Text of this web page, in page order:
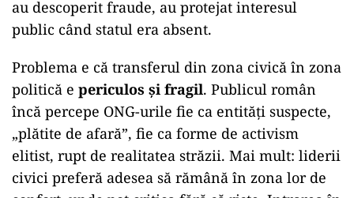
au descoperit fraude, au protejat interesul
public când statul era absent.
Problema e că transferul din zona civică în zona
politică e periculos și fragil. Publicul român
încă percepe ONG-urile fie ca entități suspecte,
„plătite de afară”, fie ca forme de activism
elitist, rupt de realitatea străzii. Mai mult: liderii
civici preferă adesea să rămână în zona lor de